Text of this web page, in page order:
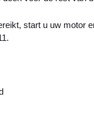
start u uw motor